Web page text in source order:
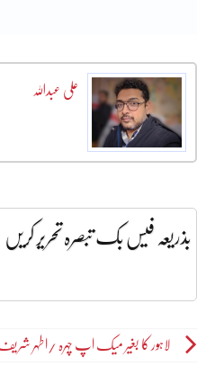
علی عبداللہ
بذریعہ فیس بک تبصرہ تحریر کریں
Postلاہور کا بغیر میک اپ چہرہ /اطہر